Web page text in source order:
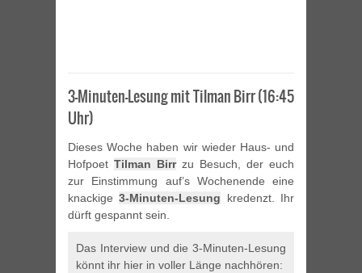
3-Minuten-Lesung mit Tilman Birr (16:45
Uhr)
Dieses Woche haben wir wieder Haus- und
Hofpoet Tilman Birrzu Besuch, der euch
zur Einstimmung auf’s Wochenende eine
knackige3-Minuten-Lesung kredenzt. Ihr
dürft gespannt sein.
Das Interview und die 3-Minuten-Lesung
könnt ihr hier in voller Länge nachhören: